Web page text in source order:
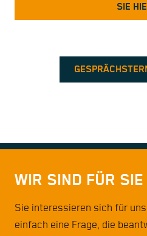
SIE
WIR SIND FÜR
Sie interessieren sich für
einfach eine Frage, die